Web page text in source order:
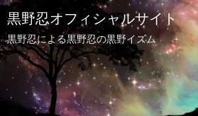
黒野忍オフィシャルサイト
黒野忍による黒野忍の黒野イズム